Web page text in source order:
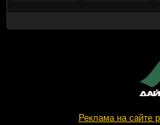
Реклама на сайте